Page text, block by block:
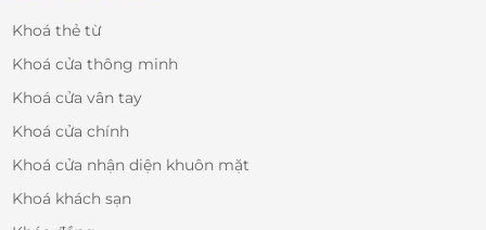
Khoá thẻ từ
Khoá cửa thông minh
Khoá cửa vân tay
Khoá cửa chính
Khoá cửa nhận diện khuôn mặt
Khoá khách sạn